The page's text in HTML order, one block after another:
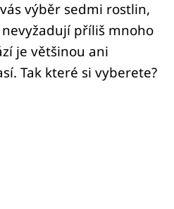
výběr sedmi rostlin,
příliš mnoho
je většinou ani
Tak které si vyberete?